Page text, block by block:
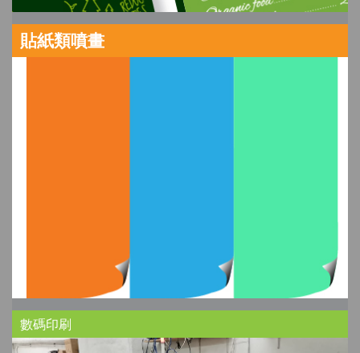
貼紙類噴畫
數碼印刷